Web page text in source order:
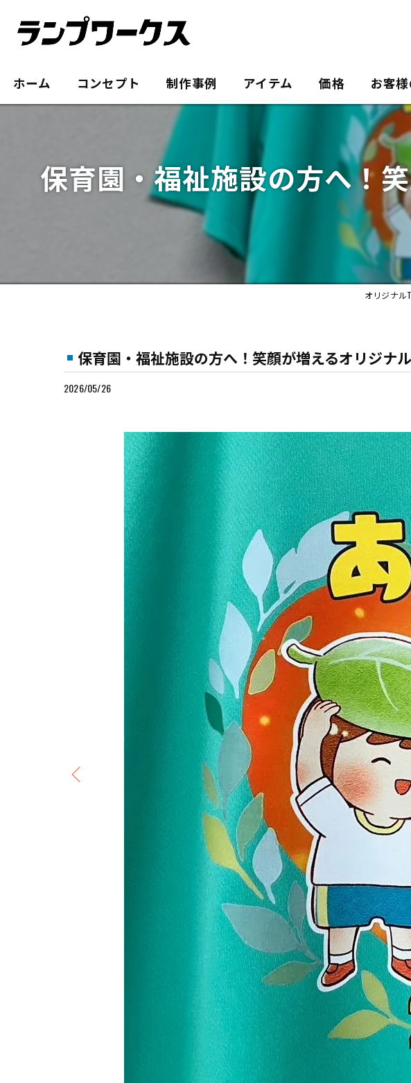
ホーム コンセプト 制作事例 アイテム 価格 お客
保育園・福祉施設の方へ！
オリジナル
保育園・福祉施設の方へ！笑顔が増えるオリジナ
2026/05/26